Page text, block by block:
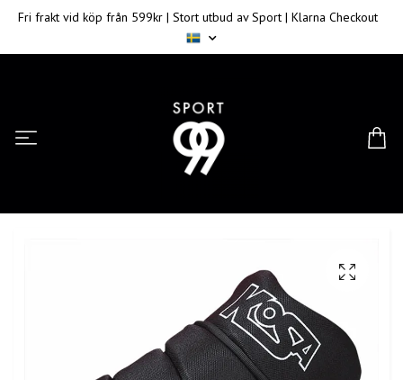
Fri frakt vid köp från 599kr | Stort utbud av Sport | Klarna Checkout